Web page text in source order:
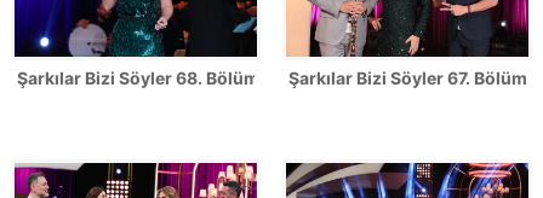
Şarkılar Bizi Söyler 68. Bölüm FotoğraflarıŞarkılar Bizi Söyler 67. Bölüm